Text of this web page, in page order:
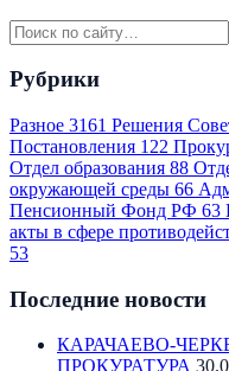
Рубрики
Разное 3161 Решения
Постановления 122
Отдел образования 88
окружающей среды 66
Пенсионный Фонд РФ 63
акты в сфере
53
Последние новости
КАРАЧАЕВО-
ПРОКУРАТУРА